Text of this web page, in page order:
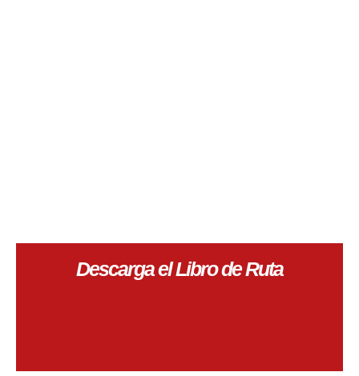
Descarga el Libro de Ruta